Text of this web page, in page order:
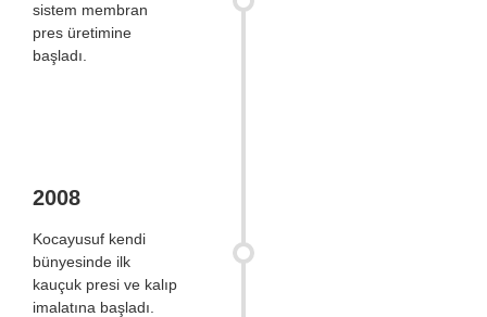
sistem membran
pres üretimine
başladı.
2008
Kocayusuf kendi
bünyesinde ilk
kauçuk presi ve kalıp
imalatına başladı.